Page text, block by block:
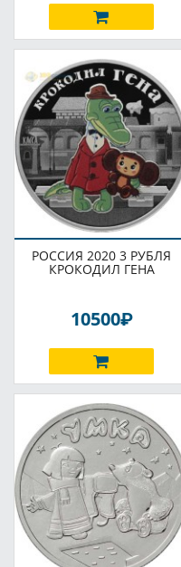
РОССИЯ 2020 3 РУБЛЯ
КРОКОДИЛ ГЕНА
10500P